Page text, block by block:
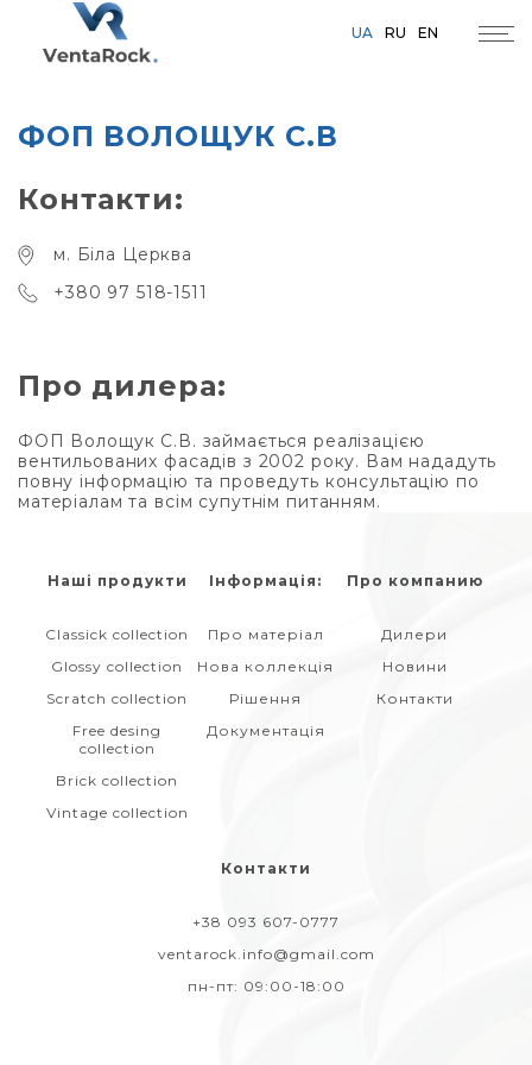
UA RU EN
ФОП ВОЛОЩУК С.В
Контакти:
м. Біла Церква
+380 97 518-1511
Про дилера:
ФОП Волощук С.В. займається реалізацією
вентильованих фасадів з 2002 року. Вам нададуть
повну інформацію та проведуть консультацію по
матеріалам та всім супутнім питанням.
Наші продукти
Classick collection
Glossy collection
Scratch collection
Free desing
collection
Brick collection
Vintage collection
Інформація:
Про матеріал
Нова коллекція
Рішення
Документація
Про компанию
Дилери
Новини
Контакти
Контакти
+38 093 607-0777
ventarock.info@gmail.com
пн-пт: 09:00-18:00